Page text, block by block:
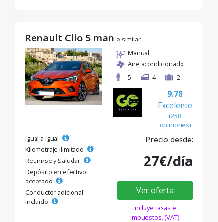
Renault Clio 5 man o similar
Manual
Aire acondicionado
5
4 2
9.78
Excelente
(258
opiniones)
Igual a igual
Kilometraje ilimitado
Reunirse y Saludar
Depósito en efectivo
aceptado
Conductor adicional
incluido
Precio desde:
27€/día
Ver oferta
Incluye tasas e
impuestos. (VAT)